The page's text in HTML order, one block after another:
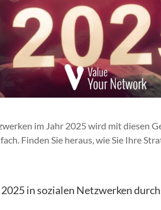
im Jahr 2025 wird mit diesen
Finden Sie heraus, wie Sie Ihre
in sozialen Netzwerken